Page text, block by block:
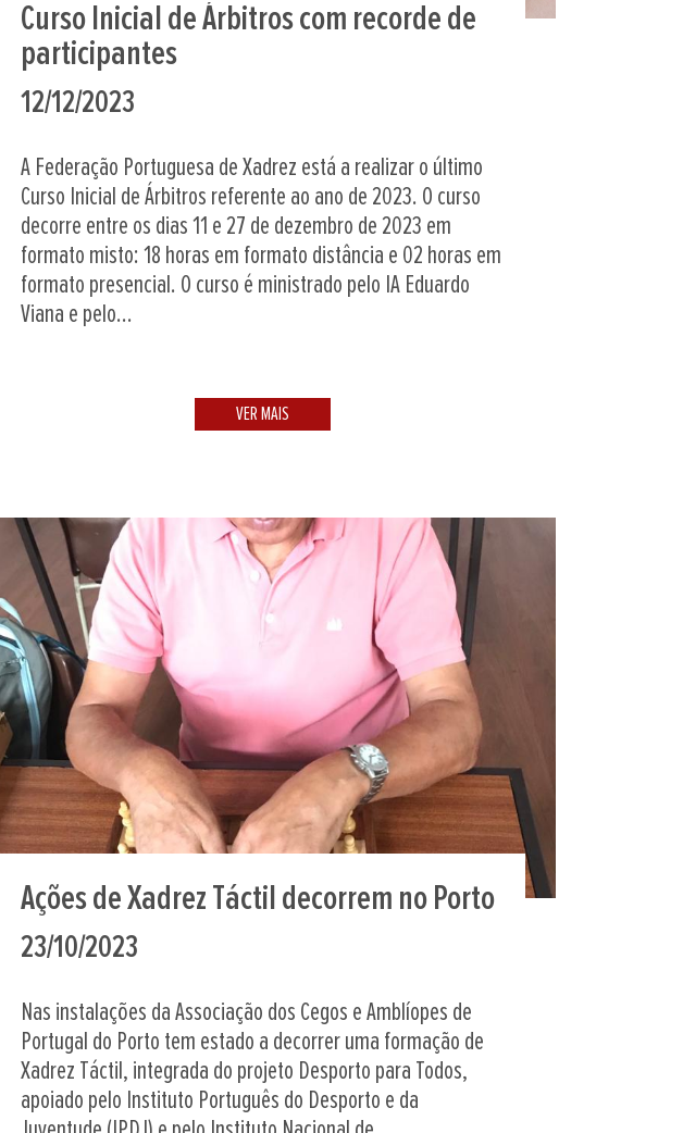
Curso Inicial de Árbitros com recorde de
participantes
12/12/2023
A Federação Portuguesa de Xadrez está a realizar o último
Curso Inicial de Árbitros referente ao ano de 2023. O curso
decorre entre os dias 11 e 27 de dezembro de 2023 em
formato misto: 18 horas em formato distância e 02 horas em
formato presencial. O curso é ministrado pelo IA Eduardo
Viana e pelo...
VER MAIS
Ações de Xadrez Táctil decorrem no Porto
23/10/2023
Nas instalações da Associação dos Cegos e Amblíopes de
Portugal do Porto tem estado a decorrer uma formação de
Xadrez Táctil, integrada do projeto Desporto para Todos,
apoiado pelo Instituto Português do Desporto e da